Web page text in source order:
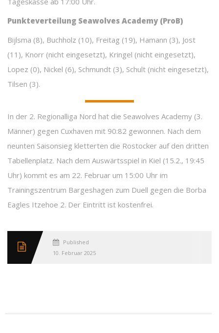
Punkteverteilung Seawolves Academy (ProB)
Bijlsma (8), Buchholz (10), Freitag (19), Hamann (3), Jost
(11), Knorr (nicht eingesetzt), Kringel (nicht eingesetzt),
Lopez (0), Nickel (6), Schmundt (3), Schult (nicht eingesetzt),
Tilsen (3).
In der 2. Regionalliga Nord hat die Seawolves Academy (3.
Männer) gegen Cuxhaven mit 90:82 gewonnen. Nach dem
neunten Saisonsieg kletterten die Rostocker auf den dritten
Tabellenplatz. Nach dem Auswärtsspiel in Kiel (15.2., 19:45
Uhr) kommt es am 22. Februar um 15:00 Uhr im
Trainingszentrum Bargeshagen zum Duell gegen die Borba
Eagles Itzehoe 2. Der Eintritt ist kostenfrei.
Published
10. Februar 2025